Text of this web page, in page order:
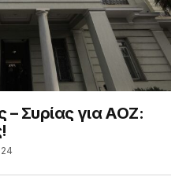
– Συρίας για ΑΟΖ: